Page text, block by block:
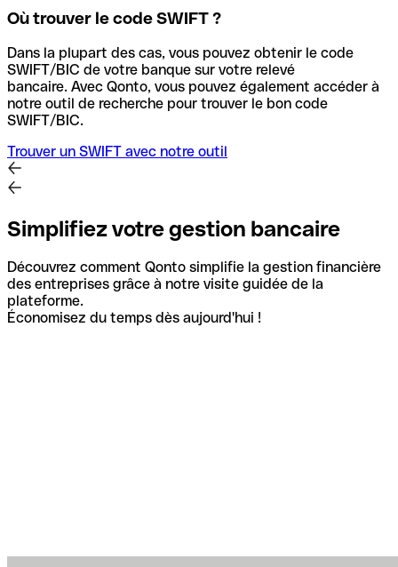
Où trouver le code SWIFT ?
Dans la plupart des cas, vous pouvez obtenir le code
SWIFT/BIC de votre banque sur votre relevé
bancaire. Avec Qonto, vous pouvez également accéder à
notre outil de recherche pour trouver le bon code
SWIFT/BIC.
Trouver un SWIFT avec notre outil
Simplifiez votre gestion bancaire
Découvrez comment Qonto simplifie la gestion financière
des entreprises grâce à notre visite guidée de la
plateforme.
Économisez du temps dès aujourd'hui !